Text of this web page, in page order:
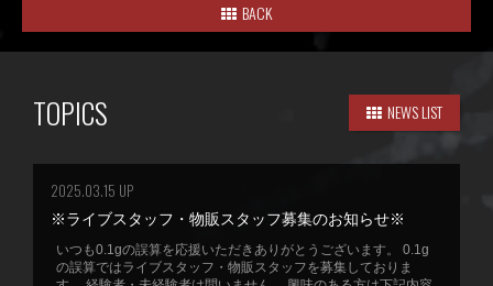
BACK
TOPICS NEWS LIST
2025.03.15 UP
※ライブスタッフ・物販スタッフ募集のお知らせ※
いつも0.1gの誤算を応援いただきありがとうございます。 0.1g
の誤算ではライブスタッフ・物販スタッフを募集しておりま